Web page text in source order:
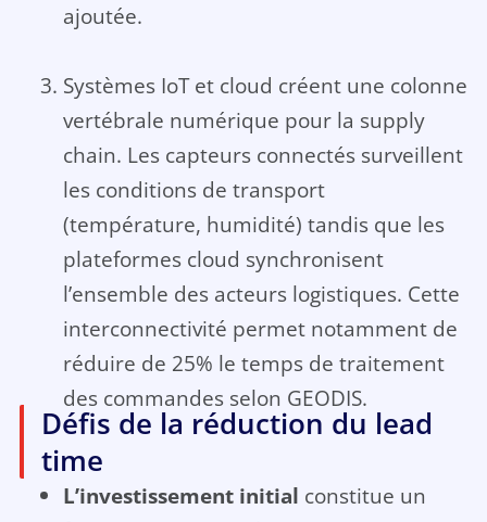
ajoutée.
Systèmes IoT et cloud créent une colonne
vertébrale numérique pour la supply
chain. Les capteurs connectés surveillent
les conditions de transport
(température, humidité) tandis que les
plateformes cloud synchronisent
l’ensemble des acteurs logistiques. Cette
interconnectivité permet notamment de
réduire de 25% le temps de traitement
des commandes selon GEODIS.
Défis de la réduction du lead
time
L’investissement initial constitue un